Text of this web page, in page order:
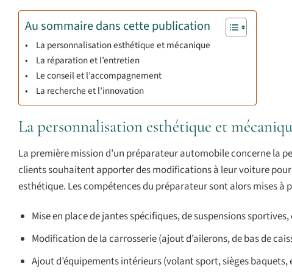
Au sommaire dans cette publication
La personnalisation esthétique et mécanique
La réparation et l’entretien
Le conseil et l’accompagnement
La recherche et l’innovation
La personnalisation esthétique et
La première mission d’un préparateur automobile concerne la
clients souhaitent apporter des modifications à leur voiture
esthétique. Les compétences du préparateur sont alors mises à
Mise en place de jantes spécifiques, de suspensions sportives,
Modification de la carrosserie (ajout d’ailerons, de bas de
Ajout d’équipements intérieurs (volant sport, sièges baquets,